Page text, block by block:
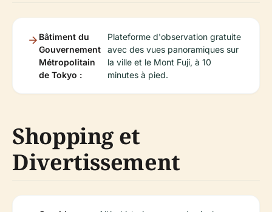
Bâtiment du
Gouvernement
Métropolitain
de Tokyo :
Plateforme d'observation gratuite
avec des vues panoramiques sur
la ville et le Mont Fuji, à 10
minutes à pied.
Shopping et
Divertissement